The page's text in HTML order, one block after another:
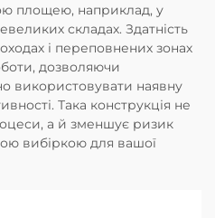
площею, наприклад, у
складах. Здатність
і переповнених зонах
дозволяючи
використовувати наявну
Така конструкція не
а й зменшує ризик
вибіркою для вашої